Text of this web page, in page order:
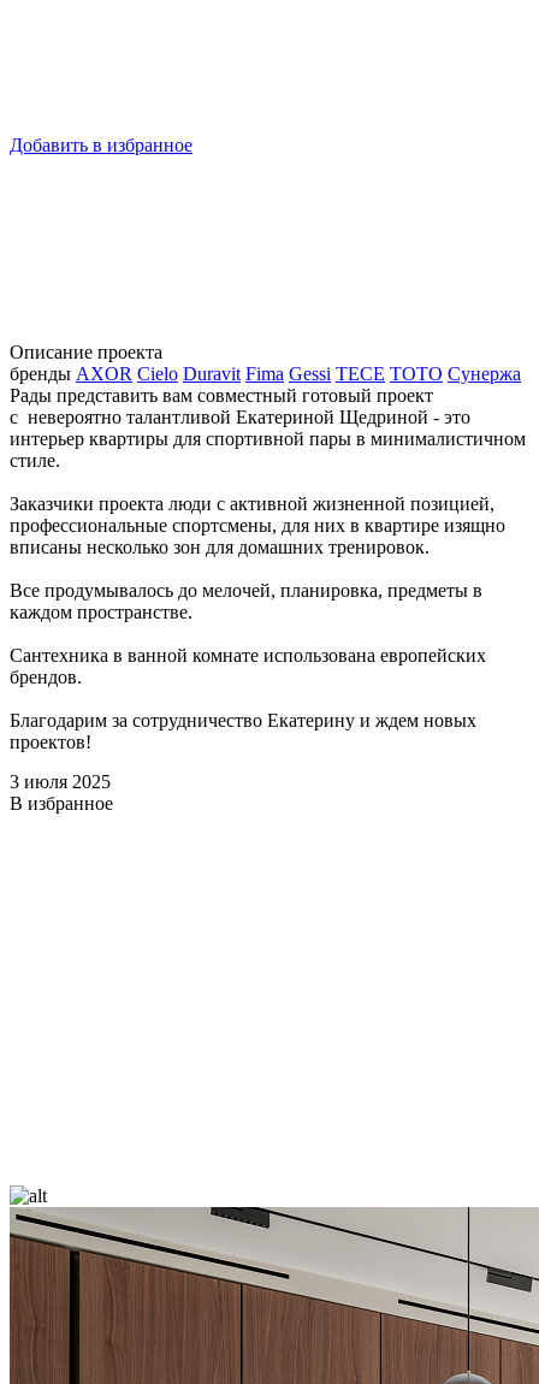
Добавить в избранное
Описание проекта
бренды AXOR Cielo Duravit Fima Gessi TECE TOTO Сунержа
Рады представить вам совместный готовый проект
с невероятно талантливой Екатериной Щедриной - это
интерьер квартиры для спортивной пары в минималистичном
стиле.
Заказчики проекта люди с активной жизненной позицией,
профессиональные спортсмены, для них в квартире изящно
вписаны несколько зон для домашних тренировок.
Все продумывалось до мелочей, планировка, предметы в
каждом пространстве.
Сантехника в ванной комнате использована европейских
брендов.
Благодарим за сотрудничество Екатерину и ждем новых
проектов!
3 июля 2025
В избранное